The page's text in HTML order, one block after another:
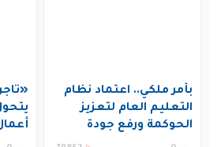
بأمر ملكي.. اعتماد نظام
التعليم العام لتعزيز
الحوكمة ورفع جودة
التعليم في المملكة